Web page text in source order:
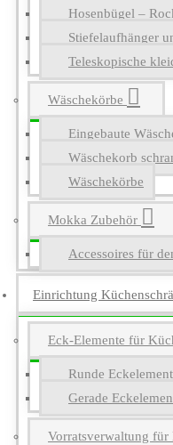
Hosenbügel –
Stiefelaufhänger
Teleskopische
Wäschekörbe
Eingebaute
Wäschekorb
Wäschekörbe
Mokka Zubehör
Accessoires für
Einrichtung
Eck-Elemente für
Runde
Gerade
Vorratsverwaltung für